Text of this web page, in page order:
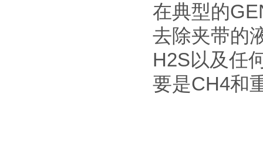
在典型的
去除夹带的
H2S以及任
要是CH4和